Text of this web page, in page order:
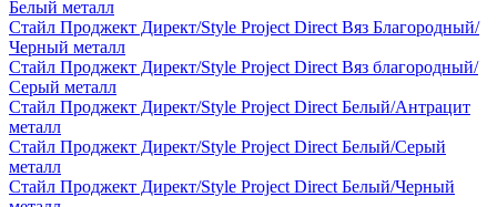
Белый металл
Стайл Проджект Директ/Style Project Direct Вяз Благородный/
Черный металл
Стайл Проджект Директ/Style Project Direct Вяз благородный/
Серый металл
Стайл Проджект Директ/Style Project Direct Белый/Антрацит
металл
Стайл Проджект Директ/Style Project Direct Белый/Серый
металл
Стайл Проджект Директ/Style Project Direct Белый/Черный